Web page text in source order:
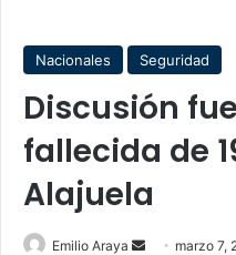
Nacionales Seguridad
Discusión
fallecida de
Alajuela
Emilio Araya
Send marzo 7,